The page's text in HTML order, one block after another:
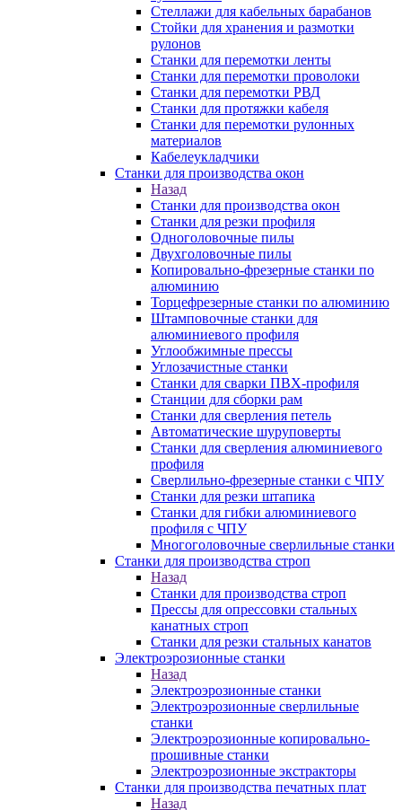
Стеллажи для кабельных барабанов
Стойки для хранения и размотки
рулонов
Станки для перемотки ленты
Станки для перемотки проволоки
Станки для перемотки РВД
Станки для протяжки кабеля
Станки для перемотки рулонных
материалов
Кабелеукладчики
Станки для производства окон
Назад
Станки для производства окон
Станки для резки профиля
Одноголовочные пилы
Двухголовочные пилы
Копировально-фрезерные станки по
алюминию
Торцефрезерные станки по алюминию
Штамповочные станки для
алюминиевого профиля
Углообжимные прессы
Углозачистные станки
Станки для сварки ПВХ-профиля
Станции для сборки рам
Станки для сверления петель
Автоматические шуруповерты
Станки для сверления алюминиевого
профиля
Сверлильно-фрезерные станки с ЧПУ
Станки для резки штапика
Станки для гибки алюминиевого
профиля с ЧПУ
Многоголовочные сверлильные станки
Станки для производства строп
Назад
Станки для производства строп
Прессы для опрессовки стальных
канатных строп
Станки для резки стальных канатов
Электроэрозионные станки
Назад
Электроэрозионные станки
Электроэрозионные сверлильные
станки
Электроэрозионные копировально-
прошивные станки
Электроэрозионные экстракторы
Станки для производства печатных плат
Назад